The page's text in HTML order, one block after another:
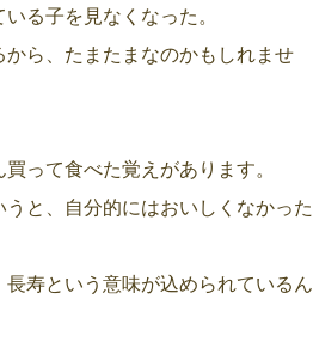
る子を見なくなった。
ら、たまたまなのかもしれませ
って食べた覚えがあります。
と、自分的にはおいしくなかった
寿という意味が込められているん